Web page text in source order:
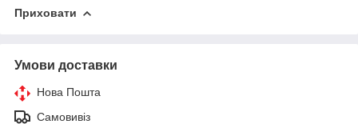
Приховати
Умови доставки
Нова Пошта
Самовивіз